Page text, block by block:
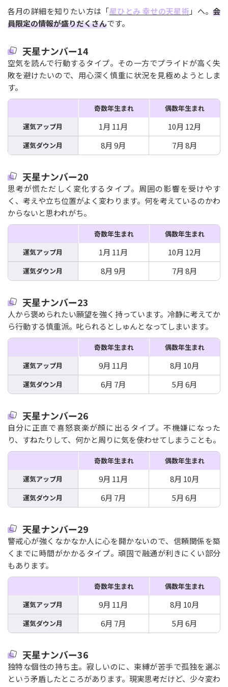
各月の詳細を知りたい方は「星ひとみ 幸せの天星術 」へ。会
員限定の情報が盛りだくさんです。
天星ナンバー14
空気を読んで行動するタイプ。その一方でプライドが高く失
敗を避けたいので、用心深く慎重に状況を見極めようとしま
す。
奇数年生まれ
偶数年生まれ
運気アップ月
1月 11月 10月 12月
運気ダウン月 8月 9月 7月 8月
天星ナンバー20
思考が慌ただしく変化するタイプ。周囲の影響を受けやす
く、考えや立ち位置がよく変わります。何を考えているのかわ
からないと思われがち。
奇数年生まれ
偶数年生まれ
運気アップ月
1月 11月 10月 12月
運気ダウン月 8月 9月 7月 8月
天星ナンバー23
人から褒められたい願望を強く持っています。冷静に考えてか
ら行動する慎重派。叱られるとしゅんとなってしまいます。
奇数年生まれ
偶数年生まれ
運気アップ月
9月 11月 8月 10月
運気ダウン月 6月 7月 5月 6月
天星ナンバー26
自分に正直で喜怒哀楽が顔に出るタイプ。不機嫌になった
り、すねたりして、何かと周りに気を使わせてしまうことも。
奇数年生まれ
偶数年生まれ
運気アップ月
9月 11月 8月 10月
運気ダウン月 6月 7月 5月 6月
天星ナンバー29
警戒心が強くなかなか人に心を開かないので、信頼関係を築
くまでに時間がかかるタイプ。頑固で融通が利きにくい部分
もあります。
奇数年生まれ
偶数年生まれ
運気アップ月
9月 11月 8月 10月
運気ダウン月 6月 7月 5月 6月
天星ナンバー36
独特な個性の持ち主。寂しいのに、束縛が苦手で孤独を選ぶ
という矛盾したところがあります。現実思考だけど、少々変わ